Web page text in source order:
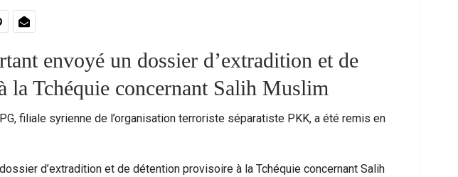
envoyé un dossier d’extradition et de
la Tchéquie concernant Salih Muslim
filiale syrienne de l’organisation terroriste séparatiste PKK, a été remis en
d’extradition et de détention provisoire à la Tchéquie concernant Salih